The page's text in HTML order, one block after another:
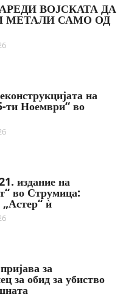
ВОЈСКАТА ДА
МЕТАЛИ САМО ОД
на
ти Ноември“ во
издание на
во Струмица:
ѝ
за
за обид за убиство